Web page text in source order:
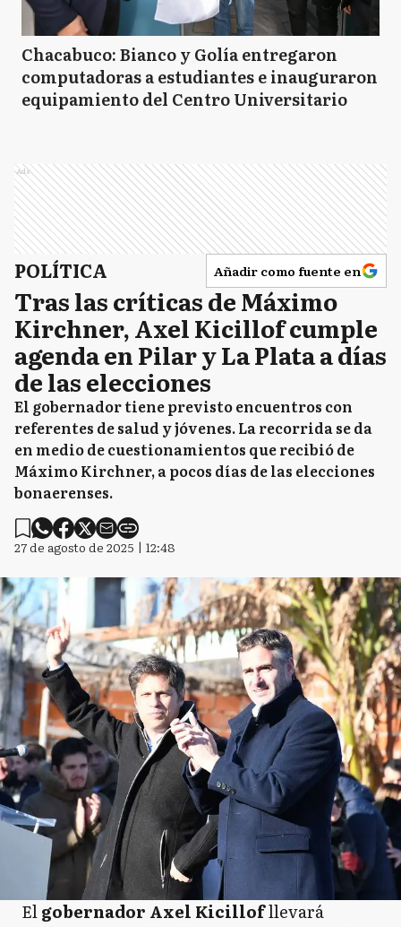
Chacabuco: Bianco y Golía entregaron
computadoras a estudiantes e inauguraron
equipamiento del Centro Universitario
Ads
POLÍTICA Añadir como fuente en
Tras las críticas de Máximo
Kirchner, Axel Kicillof cumple
agenda en Pilar y La Plata a días
de las elecciones
El gobernador tiene previsto encuentros con
referentes de salud y jóvenes. La recorrida se da
en medio de cuestionamientos que recibió de
Máximo Kirchner, a pocos días de las elecciones
bonaerenses.
27 de agosto de 2025 | 12:48
Elgobernador Axel Kicillofllevará